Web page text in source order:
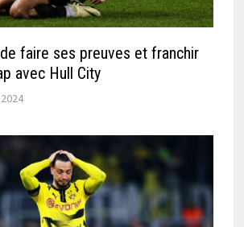
de faire ses preuves et franchir
avec Hull City